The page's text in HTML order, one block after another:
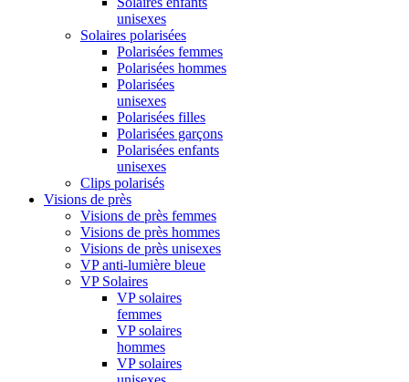
unisexes
Solaires polarisées
Polarisées femmes
Polarisées hommes
Polarisées
unisexes
Polarisées filles
Polarisées garçons
Polarisées enfants
unisexes
Clips polarisés
Visions de près
Visions de près femmes
Visions de près hommes
Visions de près unisexes
VP anti-lumière bleue
VP Solaires
VP solaires
femmes
VP solaires
hommes
VP solaires